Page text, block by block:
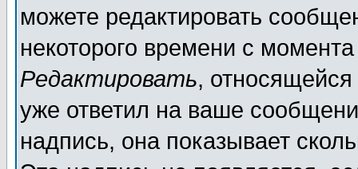
можете редактировать
некоторого времени с
Редактировать,
уже ответил на ваше
надпись, она показывает